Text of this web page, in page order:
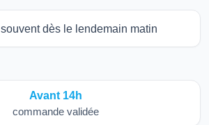
souvent dès le lendemain matin
Avant 14h
commande validée